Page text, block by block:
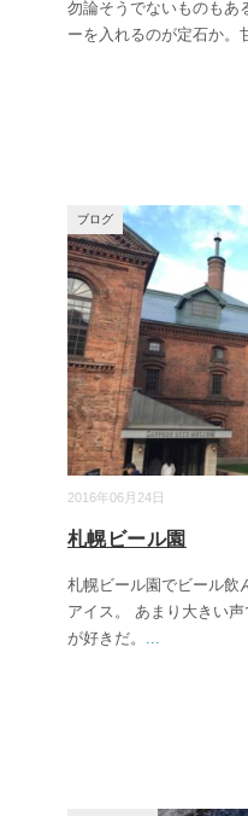
勿論そうでないものもあ
ーを入れるのが定石か。
2016年06月24日
ブログ
札幌ビール園
札幌ビール園でビール飲
アイス。 あまり大きい
が好きだ。 ...